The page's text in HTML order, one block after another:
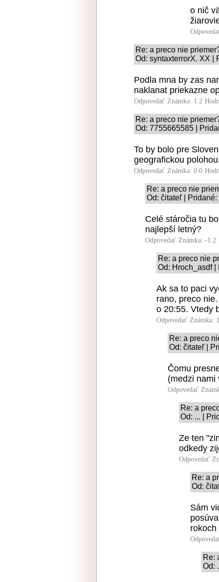
o nič
Re: a preco nie
Od: syntaxterrorX. XX |
Podla mna by zas
naklanat priekazne
Odpovedať Známka: 1.2
Re: a preco nie
Od: 7755665585 |
To by bolo pre
geografickou
Odpovedať Známka: 0.0
Re: a preco nie
Od: čitateľ |
Celé stáročia tu
najlepší letný?
Odpovedať Známka: -1.2
Re: a preco nie
Od: Hroch_asdf |
Ak sa to paci
rano, preco
o 20:55. Vtedy
Odpovedať Známka:
Re: a preco
Od: čitateľ |
Čomu
(medzi nami
Odpovedať
Re: a
Od: ... |
Ze ten
odkedy
Odpovedať
Re: a
Od:
Sám
Re:
Od: